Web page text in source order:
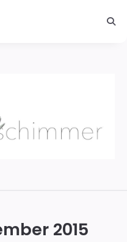
2015